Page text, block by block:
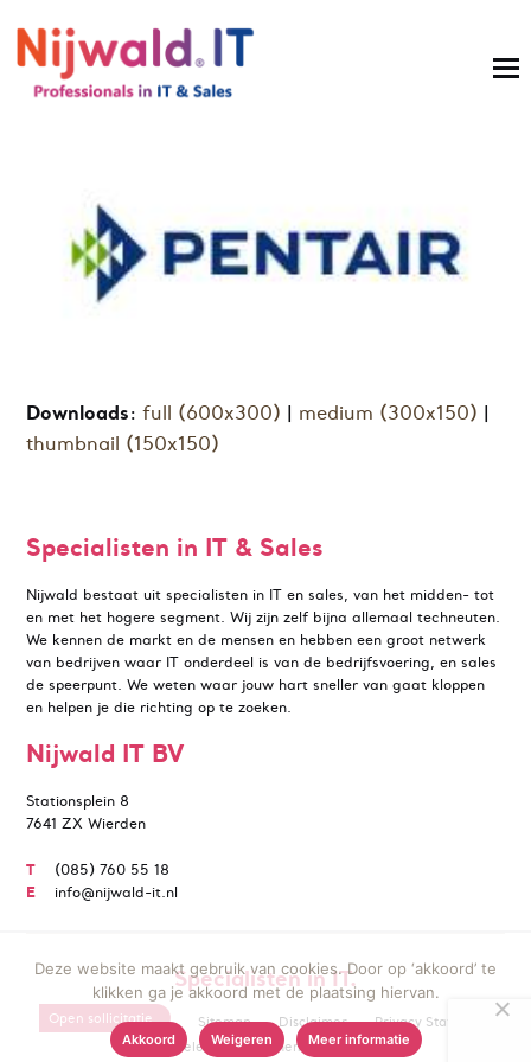
Downloads:full (600x300) | medium (300x150) |
thumbnail (150x150)
Specialisten in IT & Sales
Nijwald bestaat uit specialisten in IT en sales, van het midden- tot
en met het hogere segment. Wij zijn zelf bijna allemaal techneuten.
We kennen de markt en de mensen en hebben een groot netwerk
van bedrijven waar IT onderdeel is van de bedrijfsvoering, en sales
de speerpunt. We weten waar jouw hart sneller van gaat kloppen
en helpen je die richting op te zoeken.
Nijwald IT BV
Stationsplein 8
7641 ZX Wierden
T (085) 760 55 18
E info@nijwald-it.nl
Specialisten in IT.
Open sollicitatie Sitemap Disclaimer
Privacy Statement
Cookiebeleid
Algemene voorwaarden
Deze website maakt gebruik van cookies. Door op ‘akkoord’ te
klikken ga je akkoord met de plaatsing hiervan.
Akkoord Weigeren Meer informatie